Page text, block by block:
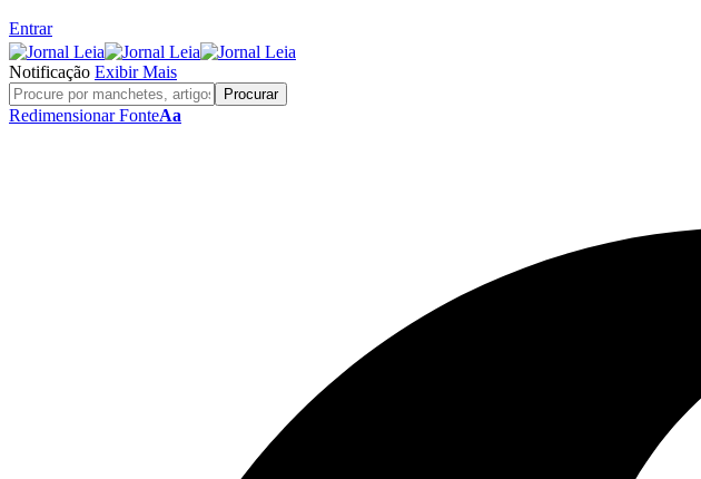
Entrar
Notificação Exibir Mais
Redimensionar FonteAa